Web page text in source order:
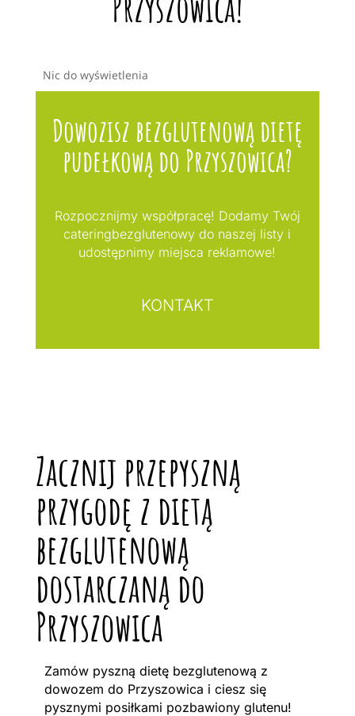
Nic do wyświetlenia
Dowozisz bezglutenową dietę
pudełkową do Przyszowica?
Rozpocznijmy współpracę! Dodamy Twój
cateringbezglutenowy do naszej listy i
udostępnimy miejsca reklamowe!
KONTAKT
Zacznij przepyszną
przygodę z dietą
bezglutenową
dostarczaną do
Przyszowica
Zamów pyszną dietę bezglutenową z
dowozem do Przyszowica i ciesz się
pysznymi posiłkami pozbawiony glutenu!